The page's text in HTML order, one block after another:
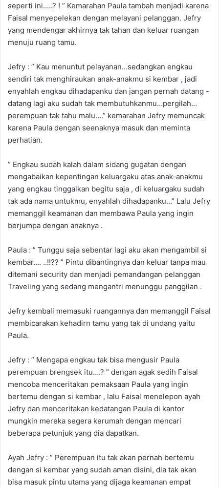
seperti ini…..? ! ” Kemarahan Paula tambah menjadi karena
Faisal menyepelekan dengan melayani pelanggan. Jefry
yang mendengar akhirnya tak tahan dan keluar ruangan
menuju ruang tamu.
Jefry : ” Kau menuntut pelayanan…sedangkan engkau
sendiri tak menghiraukan anak-anakmu si kembar , jadi
enyahlah engkau dihadapanku dan jangan pernah datang -
datang lagi aku sudah tak membutuhkanmu…pergilah…
perempuan tak tahu malu….” kemarahan Jefry memuncak
karena Paula dengan seenaknya masuk dan meminta
perhatian.
” Engkau sudah kalah dalam sidang gugatan dengan
mengabaikan kepentingan keluargaku atas anak-anakmu
yang engkau tinggalkan begitu saja , di keluargaku sudah
tak ada nama untukmu, enyahlah dihadapanku…” Lalu Jefry
memanggil keamanan dan membawa Paula yang ingin
berjumpa dengan anaknya .
Paula : ” Tunggu saja sebentar lagi aku akan mengambil si
kembar…. ..!!?? ” Pintu dibantingnya dan keluar tanpa mau
ditemani security dan menjadi pemandangan pelanggan
Traveling yang sedang mengantri menunggu panggilan .
Jefry kembali memasuki ruangannya dan memanggil Faisal
membicarakan kehadirn tamu yang tak di undang yaitu
Paula.
Jefry : ” Mengapa engkau tak bisa mengusir Paula
perempuan brengsek itu….? ” dengan agak sedih Faisal
mencoba menceritakan pemaksaan Paula yang ingin
bertemu dengan si kembar , lalu Faisal menelepon ayah
Jefry dan menceritakan kedatangan Paula di kantor
mungkin mereka segera kerumah dengan mencari
beberapa petunjuk yang dia dapatkan.
Ayah Jefry : ” Perempuan itu tak akan pernah bertemu
dengan si kembar yang sudah aman disini, dia tak akan
bisa masuk pintu utama yang dijaga keamanan empat